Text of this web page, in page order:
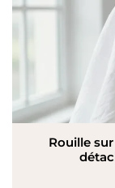
Rouille